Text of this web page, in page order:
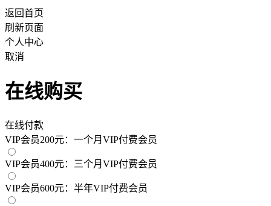
返回首页
刷新页面
个人中心
取消
在线购买
在线付款
VIP会员200元：一个月VIP付费会员
VIP会员400元：三个月VIP付费会员
VIP会员600元：半年VIP付费会员